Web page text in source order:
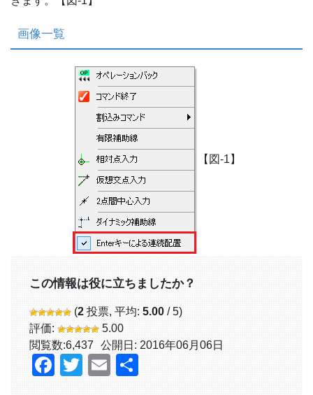
画像一覧
【図-1】
この情報は役に立ちましたか？
(2 投票, 平均: 5.00 / 5)
評価:
5.00
閲覧数:6,437 公開日: 2016年06月06日
Facebook
TwitterEmail